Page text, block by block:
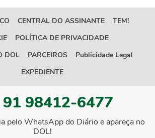
CENTRAL DO ASSINANTE
TEM!
POLÍTICA DE PRIVACIDADE
DOL
PARCEIROS
Publicidade Legal
EXPEDIENTE
91 98412-6477
pelo WhatsApp do Diário e apareça no
DOL!